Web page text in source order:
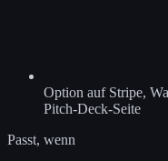
Option auf Stripe,
Pitch-Deck-Seite
Passt, wenn